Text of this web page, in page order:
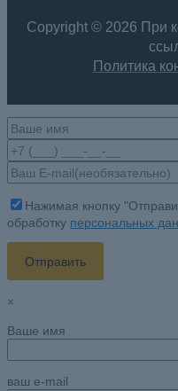
Copyright © 2026 При
Политика
Нажимая кнопку
обработку персональных
×
Ваше имя
ваш e-mail